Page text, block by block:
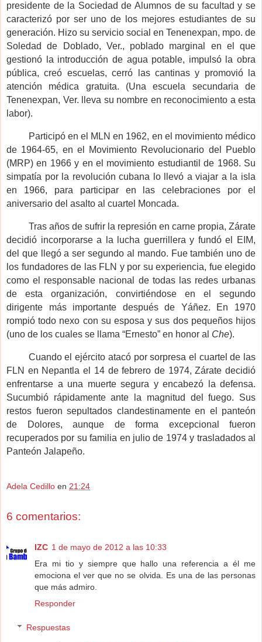
presidente de la Sociedad de Alumnos de su facultad y se
caracterizó por ser uno de los mejores estudiantes de su
generación. Hizo su servicio social en Tenenexpan, mpo. de
Soledad de Doblado, Ver., poblado marginal en el que
gestionó la introducción de agua potable, impulsó la obra
pública, creó escuelas, cerró las cantinas y promovió la
atención médica gratuita. (Una escuela secundaria de
Tenenexpan, Ver. lleva su nombre en reconocimiento a esta
labor).
Participó en el MLN en 1962, en el movimiento médico
de 1964-65, en el Movimiento Revolucionario del Pueblo
(MRP) en 1966 y en el movimiento estudiantil de 1968. Su
simpatía por la revolución cubana lo llevó a viajar a la isla
en 1966, para participar en las celebraciones por el
aniversario del asalto al cuartel Moncada.
Tras años de sufrir la represión en carne propia, Zárate
decidió incorporarse a la lucha guerrillera y fundó el EIM,
del que llegó a ser segundo al mando. Fue también uno de
los fundadores de las FLN y por su experiencia, fue elegido
como el responsable nacional de todas las redes urbanas
de esta organización, convirtiéndose en el segundo
dirigente más importante después de Yáñez. En 1970
rompió todo nexo con su esposa y sus dos pequeños hijos
(uno de los cuales se llama “Ernesto” en honor al Che).
Cuando el ejército atacó por sorpresa el cuartel de las
FLN en Nepantla el 14 de febrero de 1974, Zárate decidió
enfrentarse a una muerte segura y encabezó la defensa.
Sucumbió rápidamente ante la magnitud del fuego. Sus
restos fueron sepultados clandestinamente en el panteón
de Dolores, aunque de forma excepcional fueron
recuperados por su familia en julio de 1974 y trasladados al
Panteón Jalapeño.
Adela Cedillo en 21:24
6 comentarios:
IZC 1 de mayo de 2012 a las 10:33
Era mi tio y siempre que hallo una referencia a él me
emociona el ver que no se olvida. Es una de las personas
que más admiro.
Responder
Respuestas